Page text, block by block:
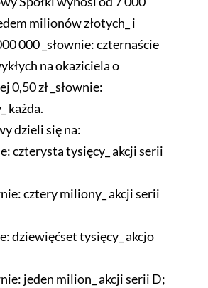
milionów złotych_ i
000 _słownie: czternaście
na okaziciela o
0,50 zł _słownie:
każda.
dzieli się na:
czterysta tysięcy_ akcji serii
cztery miliony_ akcji serii
dziewięćset tysięcy_ akcjo
jeden milion_ akcji serii D;